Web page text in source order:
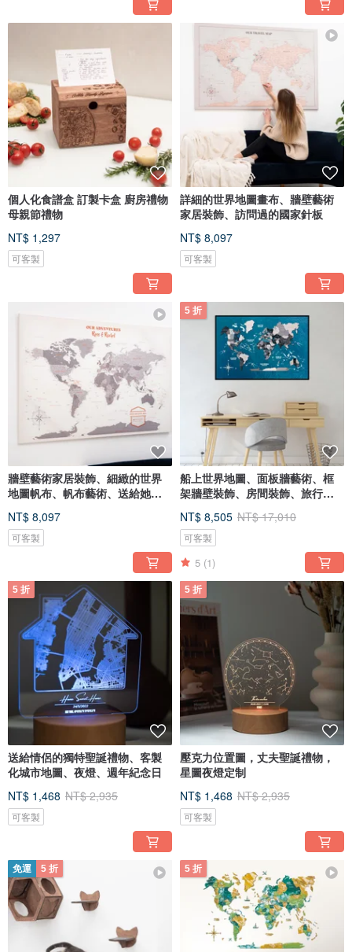
個人化食譜盒 訂製卡盒 廚房禮物
母親節禮物
NT$ 1,297
可客製
詳細的世界地圖畫布、牆壁藝術
家居裝飾、訪問過的國家針板
NT$ 8,097
可客製
牆壁藝術家居裝飾、細緻的世界
地圖帆布、帆布藝術、送給她的
NT$ 8,097
可客製
5 折
船上世界地圖、面板牆藝術、框
架牆壁裝飾、房間裝飾、旅行地
NT$ 8,505 NT$ 17,010
可客製
5 (1)
5 折
送給情侶的獨特聖誕禮物、客製
化城市地圖、夜燈、週年紀念日
NT$ 1,468 NT$ 2,935
可客製
5 折
壓克力位置圖，丈夫聖誕禮物，
星圖夜燈定制
NT$ 1,468 NT$ 2,935
可客製
免運 5 折 5 折